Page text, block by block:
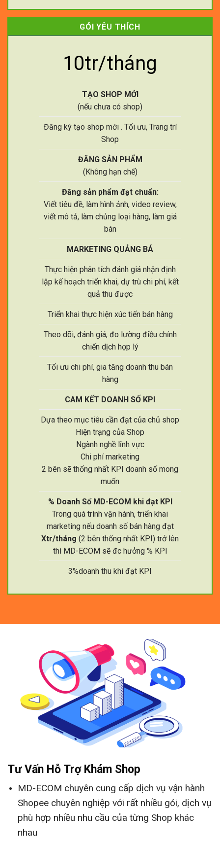
GÓI YÊU THÍCH
10tr/tháng
TẠO SHOP MỚI
(nếu chưa có shop)
Đăng ký tạo shop mới . Tối ưu, Trang trí
Shop
ĐĂNG SẢN PHẨM
(Không hạn chế)
Đăng sản phẩm đạt chuẩn:
Viết tiêu đề, làm hình ảnh, video review,
viết mô tả, làm chủng loại hàng, làm giá
bán
MARKETING QUẢNG BÁ
Thực hiện phân tích đánh giá nhận định
lập kế hoạch triển khai, dự trù chi phí, kết
quả thu được
Triển khai thực hiện xúc tiến bán hàng
Theo dõi, đánh giá, đo lường điều chỉnh
chiến dịch hợp lý
Tối ưu chi phí, gia tăng doanh thu bán
hàng
CAM KẾT DOANH SỐ KPI
Dựa theo mục tiêu cần đạt của chủ shop
Hiện trạng của Shop
Ngành nghề lĩnh vực
Chi phí marketing
2 bên sẽ thống nhất KPI doanh số mong
muốn
% Doanh Số MD-ECOM khi đạt KPI
Trong quá trình vận hành, triển khai
marketing nếu doanh số bán hàng đạt
Xtr/tháng (2 bên thống nhất KPI) trở lên
thì MD-ECOM sẽ đc hưởng % KPI
3%doanh thu khi đạt KPI
Tư Vấn Hỗ Trợ Khám Shop
MD-ECOM chuyên cung cấp dịch vụ vận hành
Shopee chuyên nghiệp với rất nhiều gói, dịch vụ
phù hợp nhiều nhu cầu của từng Shop khác
nhau